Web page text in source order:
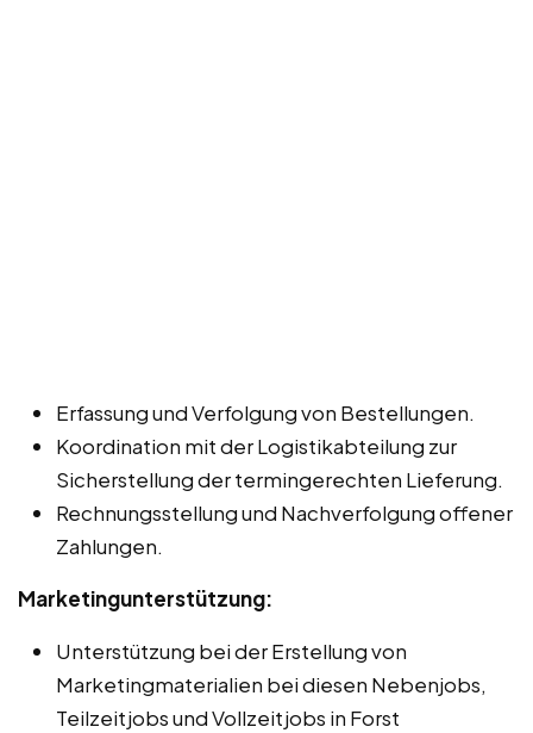
Erfassung und Verfolgung von Bestellungen.
Koordination mit der Logistikabteilung zur
Sicherstellung der termingerechten Lieferung.
Rechnungsstellung und Nachverfolgung offener
Zahlungen.
Marketingunterstützung:
Unterstützung bei der Erstellung von
Marketingmaterialien bei diesen Nebenjobs,
Teilzeitjobs und Vollzeitjobs in Forst